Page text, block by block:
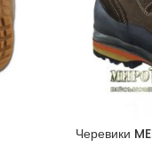
Черевики